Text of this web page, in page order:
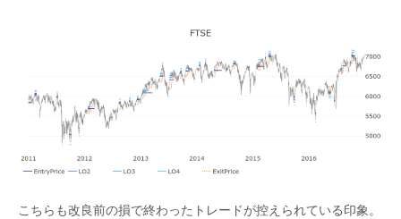
こちらも改良前の損で終わったトレードが控えられている印象。